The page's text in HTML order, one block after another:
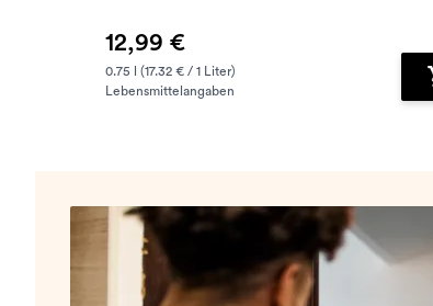
12,99 €
0.75 l (17.32 € / 1 Liter)
Lebensmittelangaben